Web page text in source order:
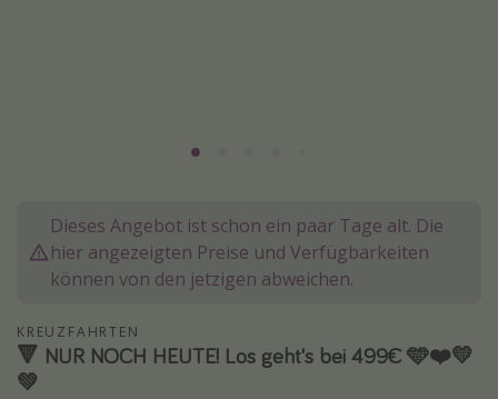
Wochenendtrip
Singlereisen
Gruppenreisen
Hotels in Hamburg
Dieses Angebot ist schon ein paar Tage alt. Die
hier angezeigten Preise und Verfügbarkeiten
können von den jetzigen abweichen.
KREUZFAHRTEN
🔻 NUR NOCH HEUTE! Los geht's bei 499€ 🩵❤️💛
💚